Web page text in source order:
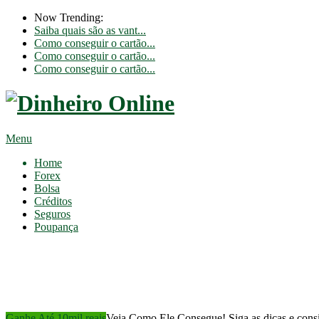
Now Trending:
Saiba quais são as vant...
Como conseguir o cartão...
Como conseguir o cartão...
Como conseguir o cartão...
Menu
Home
Forex
Bolsa
Créditos
Seguros
Poupança